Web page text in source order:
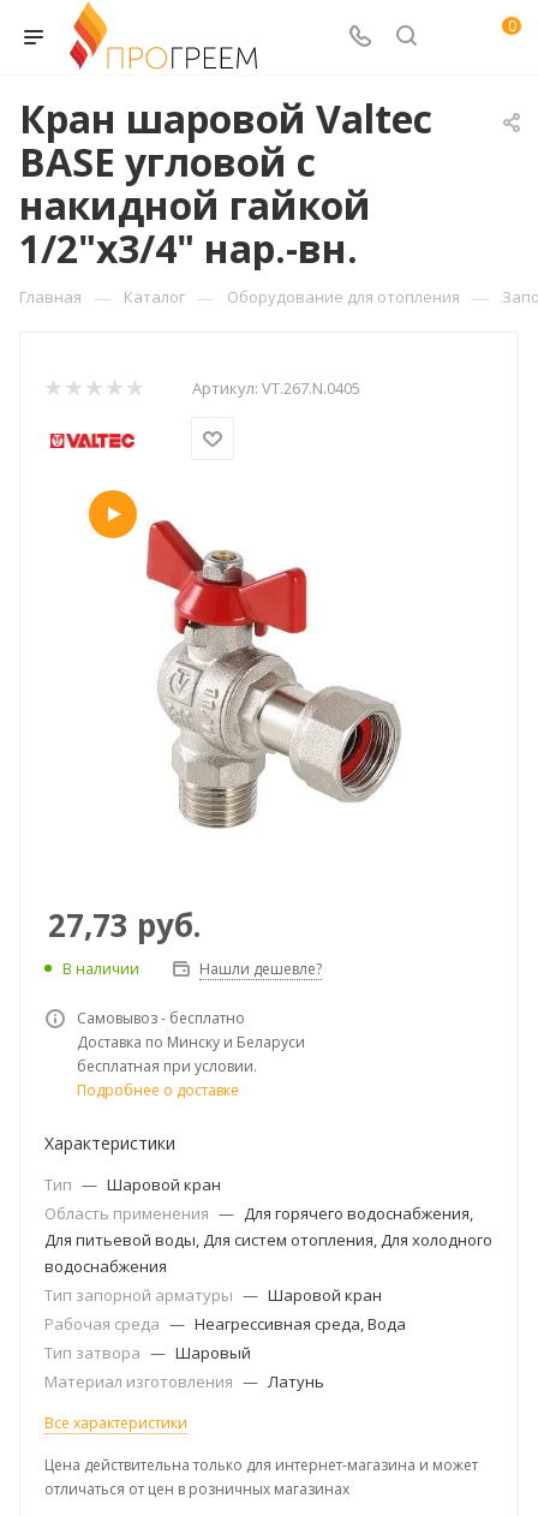
0
Кран шаровой Valtec
BASE угловой с
накидной гайкой
1/2"х3/4" нар.-вн.
Главная — Каталог — Оборудование для отопления —
Артикул: VT.267.N.0405
27,73 руб.
В наличии Нашли дешевле?
Самовывоз - бесплатно
Доставка по Минску и Беларуси
бесплатная при условии.
Подробнее о доставке
Характеристики
Тип — Шаровой кран
Область применения — Для горячего водоснабжения,
Для питьевой воды, Для систем отопления, Для холодного
водоснабжения
Тип запорной арматуры — Шаровой кран
Рабочая среда — Неагрессивная среда, Вода
Тип затвора — Шаровый
Материал изготовления — Латунь
Все характеристики
Цена действительна только для интернет-магазина и может
отличаться от цен в розничных магазинах